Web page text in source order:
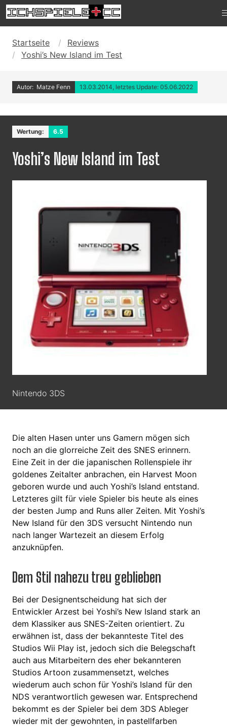
Startseite
Reviews
Yoshi’s New Island im Test
Autor: Matze Fenn 13.03.2014, letztes Update: 05.06.2022
Wertung: 6.5
Yoshi’s New Island im Test
Nintendo 3DS
Die alten Hasen unter uns Gamern mögen sich
noch an die glorreiche Zeit des SNES erinnern.
Eine Zeit in der die japanischen Rollenspiele ihr
goldenes Zeitalter anbrachen, ein Harvest Moon
geboren wurde und auch Yoshi’s Island entstand.
Letzteres gilt für viele Spieler bis heute als eines
der besten Jump and Runs aller Zeiten. Mit Yoshi’s
New Island für den 3DS versucht Nintendo nun
nach langer Wartezeit an diesem Erfolg
anzuknüpfen.
Dem Stil nahezu treu geblieben
Bei der Designentscheidung hat sich der
Entwickler Arzest bei Yoshi’s New Island stark an
dem Klassiker aus SNES-Zeiten orientiert. Zu
erwähnen ist, dass der bekannteste Titel des
Studios Wii Play ist, jedoch sich die Belegschaft
auch aus Mitarbeitern des eher bekannteren
Studios Artoon zusammensetzt, welches
wiederum auch schon für Yoshi’s Island für den
NDS verantwortlich gewesen war. Entsprechend
bekommt es der Spieler bei dem 3DS Ableger
wieder mit der gewohnten, in pastellfarben